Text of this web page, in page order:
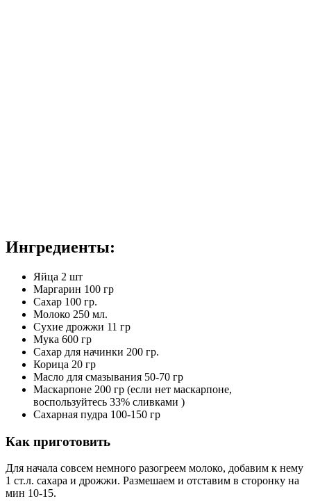
Ингредиенты:
Яйца 2 шт
Маргарин 100 гр
Сахар 100 гр.
Молоко 250 мл.
Сухие дрожжи 11 гр
Мука 600 гр
Сахар для начинки 200 гр.
Корица 20 гр
Масло для смазывания 50-70 гр
Маскарпоне 200 гр (если нет маскарпоне,
воспользуйтесь 33% сливками )
Сахарная пудра 100-150 гр
Как приготовить
Для начала совсем немного разогреем молоко, добавим к нему
1 ст.л. сахара и дрожжи. Размешаем и отставим в сторонку на
мин 10-15.